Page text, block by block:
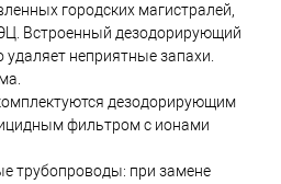
городских магистралей,
Встроенный дезодорирующий
неприятные запахи.
дезодорирующим
фильтром с ионами
трубопроводы: при замене